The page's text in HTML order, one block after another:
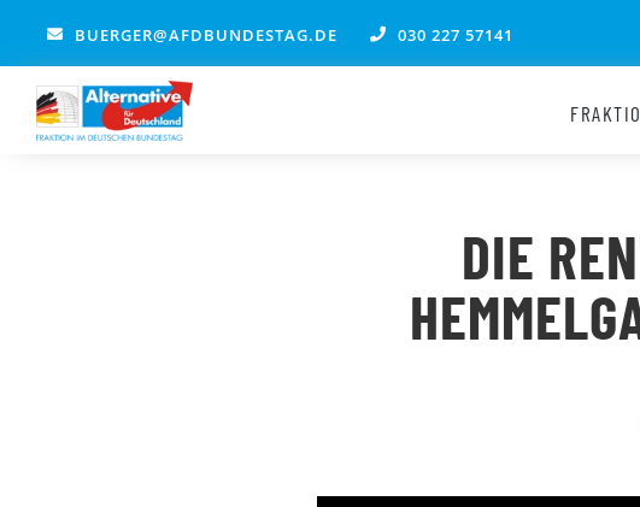
springen
BUERGER@AFDBUNDESTAG.DE 030 227 57141
DIE